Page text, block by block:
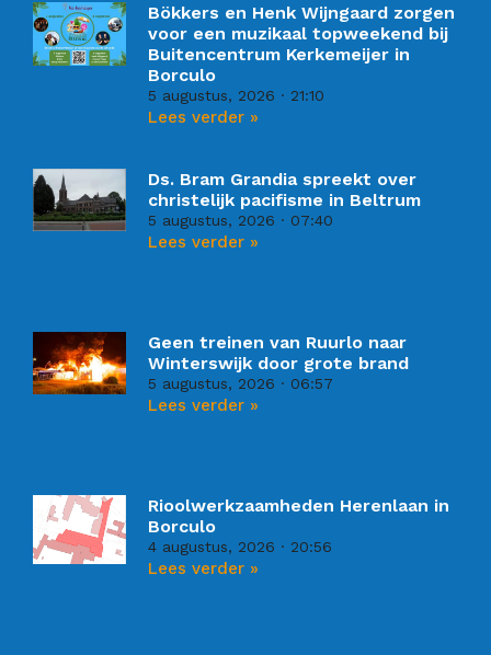
Bökkers en Henk Wijngaard zorgen
voor een muzikaal topweekend bij
Buitencentrum Kerkemeijer in
Borculo
5 augustus, 2026 21:10
Lees verder »
Ds. Bram Grandia spreekt over
christelijk pacifisme in Beltrum
5 augustus, 2026 07:40
Lees verder »
Geen treinen van Ruurlo naar
Winterswijk door grote brand
5 augustus, 2026 06:57
Lees verder »
Rioolwerkzaamheden Herenlaan in
Borculo
4 augustus, 2026 20:56
Lees verder »